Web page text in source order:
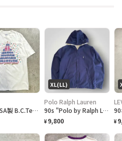
90年代 USA製 B.C.Tee celebrate アートプリントTシャツ メンズL相当 古着 90s VINTAGE ヴィンテージ カナダ BC州 100周年記念 シングルステッチ 白色
XL(LL)
Polo Ralph Lauren
90s "Polo by Ralph Lauren" Reversible Hoodie Jacket ポロ ラルフローレン リバーシブル ジャケット[XL]
¥ 9,800 ¥